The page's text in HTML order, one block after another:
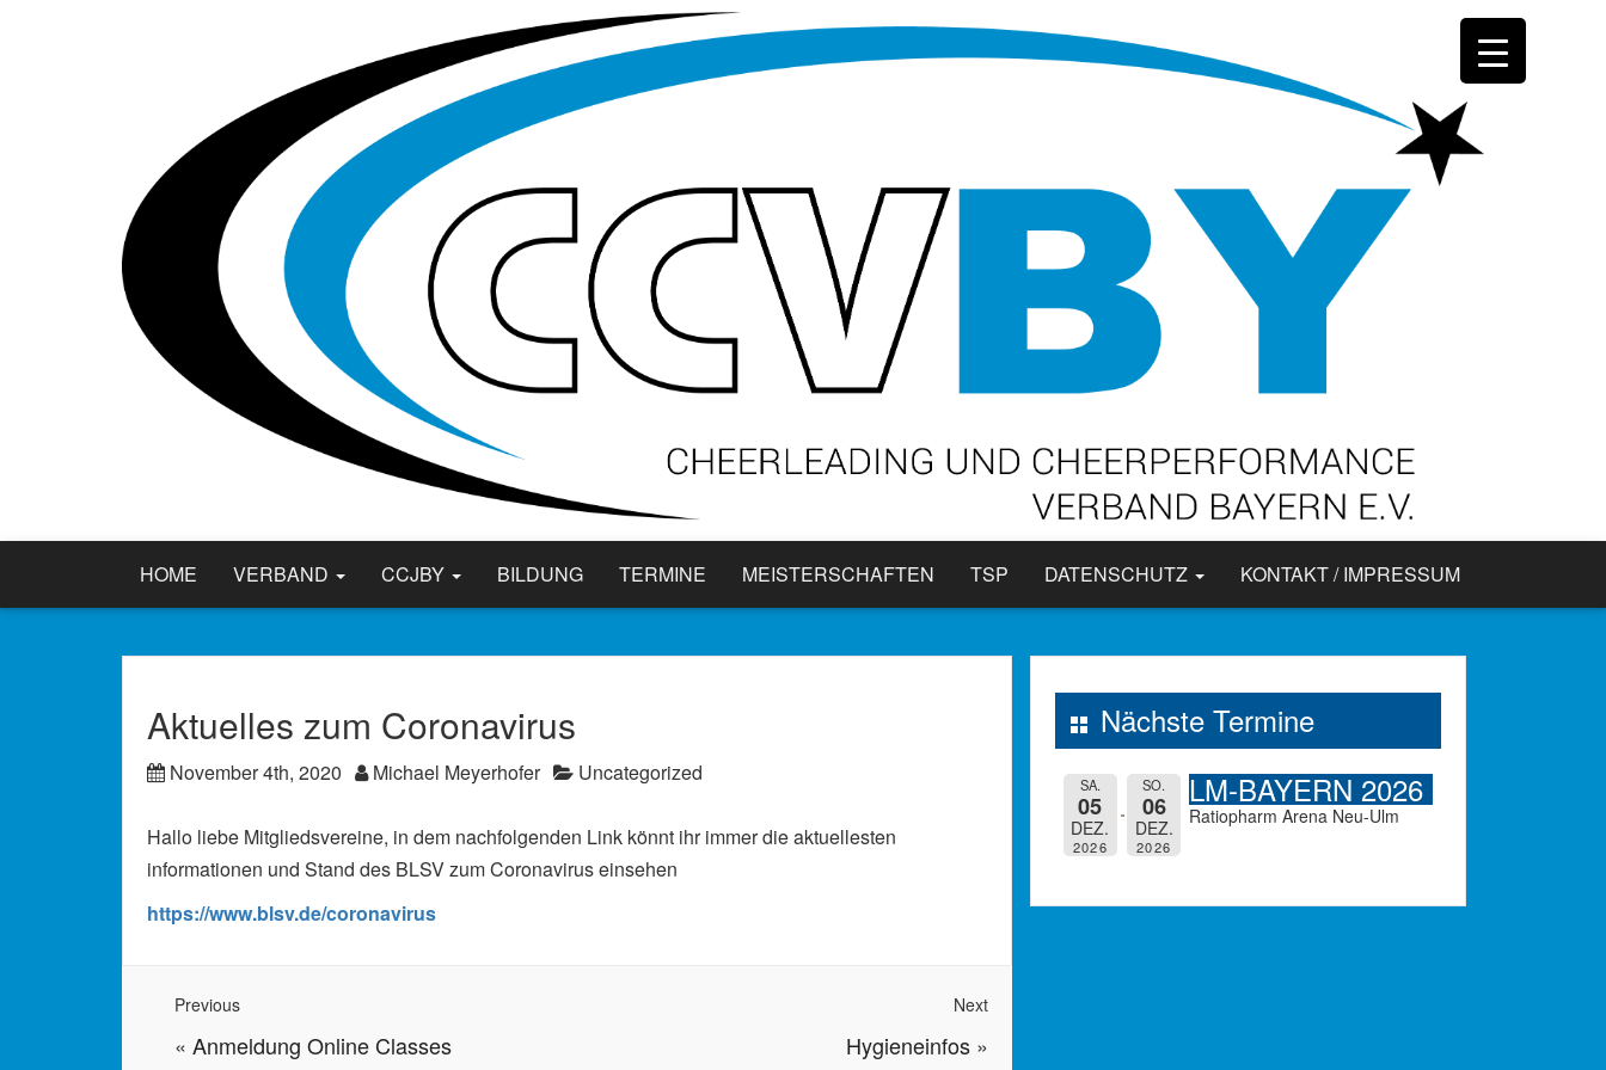
HOME VERBAND CCJBY BILDUNG TERMINE MEISTERSCHAFTEN TSP DATENSCHUTZ KONTAKT / IMPRESSUM
Aktuelles zum Coronavirus
November 4th, 2020 Michael Meyerhofer Uncategorized
Hallo liebe Mitgliedsvereine, in dem nachfolgenden Link könnt ihr immer die aktuellesten
informationen und Stand des BLSV zum Coronavirus einsehen
https://www.blsv.de/coronavirus
Next
Hygieneinfos »
Previous
« Anmeldung Online Classes
Nächste Termine
SA.
05
DEZ.
2026
SO.
06
DEZ.
2026
LM-BAYERN 2026
Ratiopharm Arena Neu-Ulm